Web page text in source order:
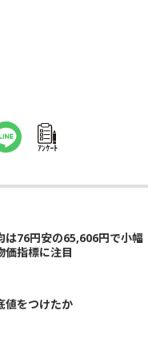
ｱﾝｹｰﾄ
は76円安の65,606円で小幅
指標に注目
値をつけたか